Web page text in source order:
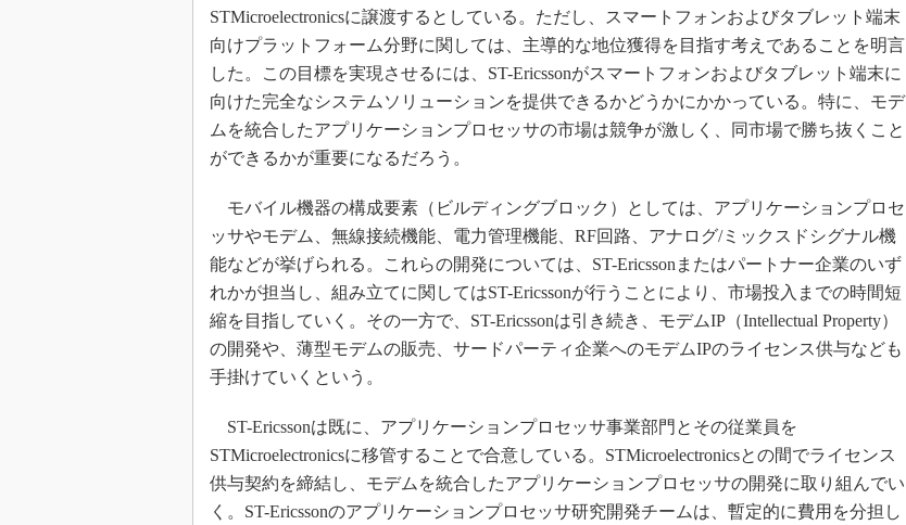
IHSアナリスト「未来展望」
「英語に愛されないエンジニア」の
ための新行動論
STMicroelectronicsに譲渡するとしている。ただし、スマートフォンおよびタブレット端末
向けプラットフォーム分野に関しては、主導的な地位獲得を目指す考えであることを明言
した。この目標を実現させるには、ST-Ericssonがスマートフォンおよびタブレット端末に
向けた完全なシステムソリューションを提供できるかどうかにかかっている。特に、モデ
ムを統合したアプリケーションプロセッサの市場は競争が激しく、同市場で勝ち抜くこと
ができるかが重要になるだろう。
モバイル機器の構成要素（ビルディングブロック）としては、アプリケーションプロセ
ッサやモデム、無線接続機能、電力管理機能、RF回路、アナログ/ミックスドシグナル機
能などが挙げられる。これらの開発については、ST-Ericssonまたはパートナー企業のいず
れかが担当し、組み立てに関してはST-Ericssonが行うことにより、市場投入までの時間短
縮を目指していく。その一方で、ST-Ericssonは引き続き、モデムIP（Intellectual Property）
の開発や、薄型モデムの販売、サードパーティ企業へのモデムIPのライセンス供与なども
手掛けていくという。
ST-Ericssonは既に、アプリケーションプロセッサ事業部門とその従業員を
STMicroelectronicsに移管することで合意している。STMicroelectronicsとの間でライセンス
供与契約を締結し、モデムを統合したアプリケーションプロセッサの開発に取り組んでい
く。ST-Ericssonのアプリケーションプロセッサ研究開発チームは、暫定的に費用を分担し